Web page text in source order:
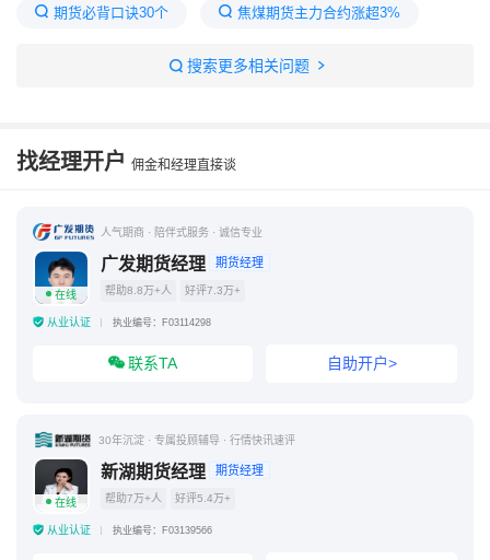
期货必背口诀30个 焦煤期货主力合约涨超3%
那个期货公司费率低
搜索更多相关问题
找经理开户 佣金和经理直接谈
人气期商 · 陪伴式服务 · 诚信专业
在线
广发期货经理 期货经理
帮助8.8万+人 好评7.3万+
从业认证 执业编号：F03114298
联系TA 自助开户>
30年沉淀 · 专属投顾辅导 · 行情快讯速评
在线
新湖期货经理 期货经理
帮助7万+人 好评5.4万+
从业认证 执业编号：F03139566